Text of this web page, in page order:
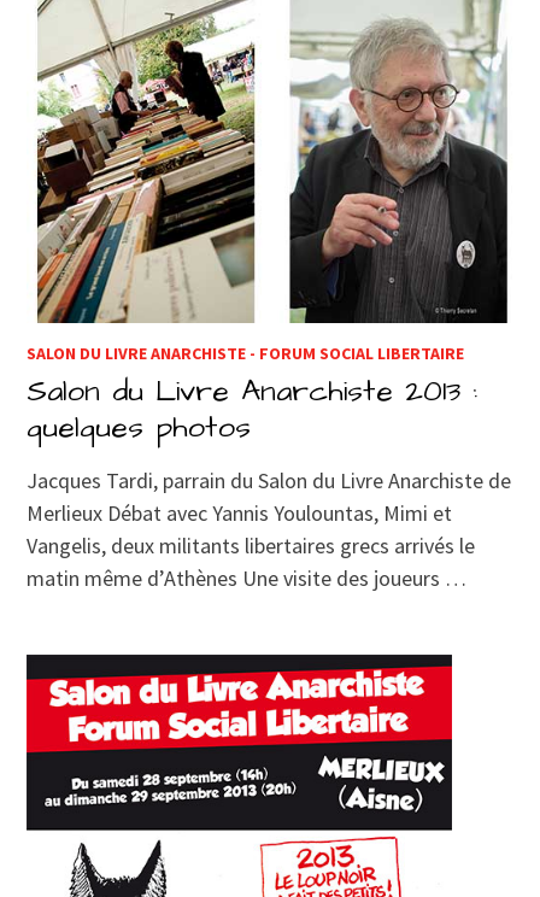
SALON DU LIVRE ANARCHISTE - FORUM SOCIAL LIBERTAIRE
Salon du Livre Anarchiste 2013 :
quelques photos
Jacques Tardi, parrain du Salon du Livre Anarchiste de
Merlieux Débat avec Yannis Youlountas, Mimi et
Vangelis, deux militants libertaires grecs arrivés le
matin même d’Athènes Une visite des joueurs …